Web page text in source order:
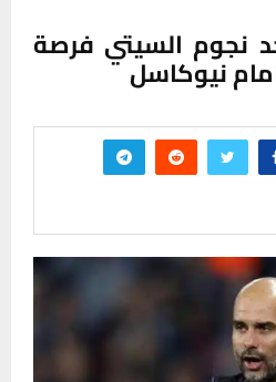
نجوم السيتي فرصة
نيوكاسل